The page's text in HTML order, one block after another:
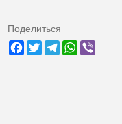
Поделиться
Facebook
TwitterTelegramWhatsApp